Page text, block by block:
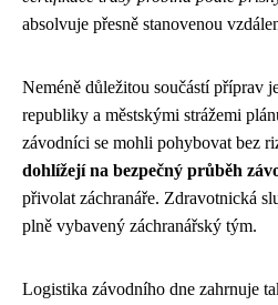
absolvuje přesně stanovenou
Neméně důležitou součástí příprav
republiky a městskými strážemi
závodníci se mohli pohybovat bez
dohlížejí na bezpečný průběh
přivolat záchranáře. Zdravotnická
plně vybavený záchranářský tým.
Logistika závodního dne zahrnuje